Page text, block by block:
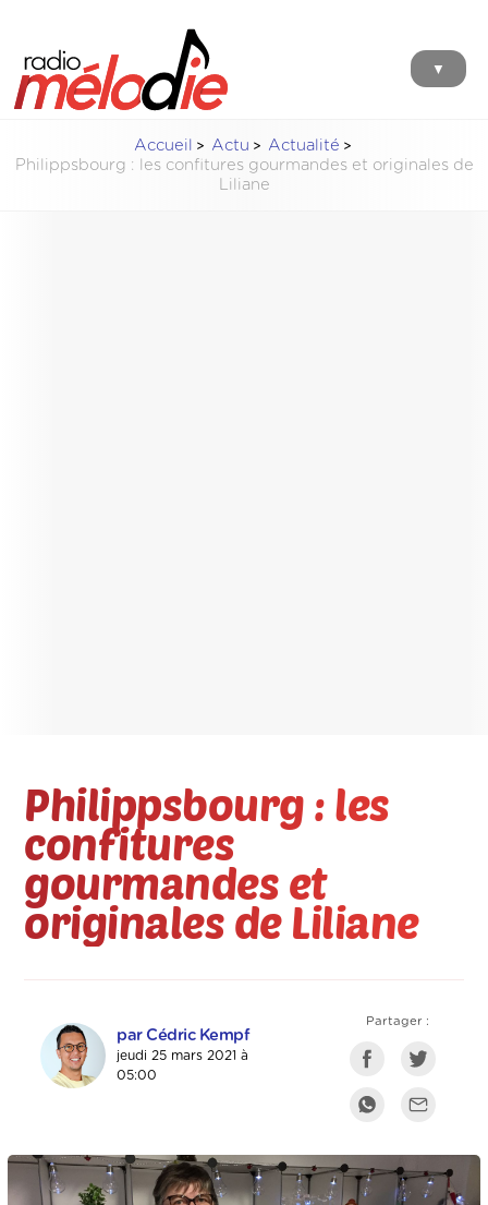
▼
Accueil Actu
Actualité
Philippsbourg : les confitures gourmandes et originales de
Liliane
Philippsbourg : les
confitures
gourmandes et
originales de Liliane
par Cédric Kempf
jeudi 25 mars 2021 à
05:00
Partager :